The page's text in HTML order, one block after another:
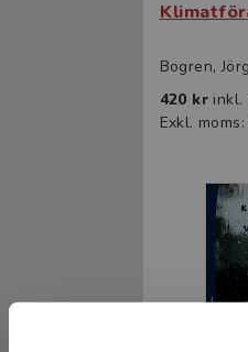
Bogren,
420 kr inkl.
Exkl.